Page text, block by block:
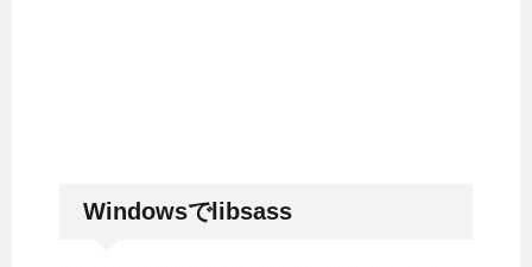
Windowsでlibsass